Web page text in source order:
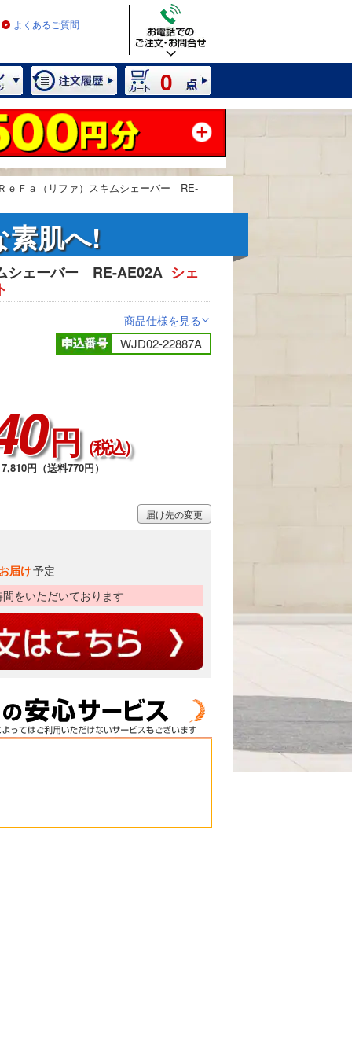
よくあるご質問
0
ｅＦａ（リファ）スキムシェーバー RE-
素肌へ!
2 / 7
シェーバー RE-AE02A シェ
商品仕様を見る>
WJD02-22887A
円 （税込）
円（送料770円）
届け予定
をいただいております
届け先の変更